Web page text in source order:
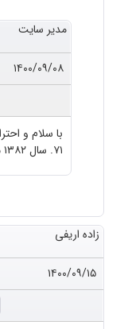
مدیر سایت
۱۴۰۰/۰۹/۰۸
با سلام و
۷۱. سال ۱۳۸۲ موجود نمی‌باشد.
زاده اریفی
۱۴۰۰/۰۹/۱۵